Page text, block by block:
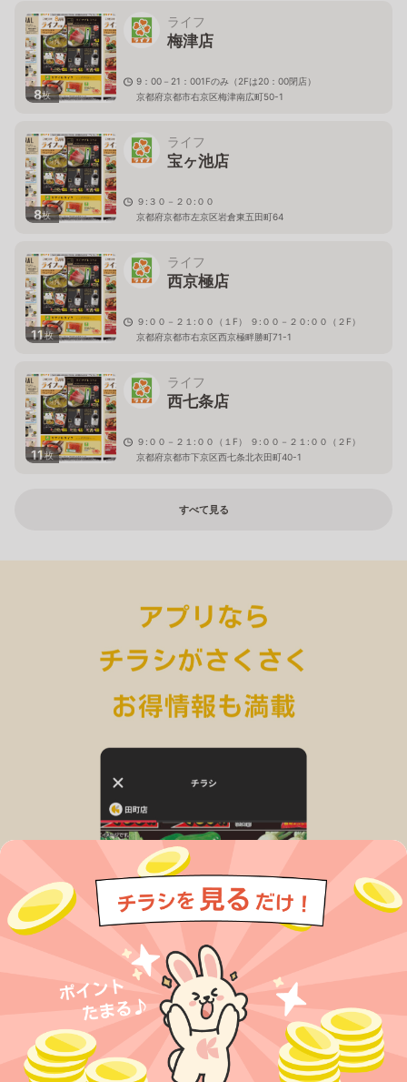
8枚
ライフ
梅津店
9：00－21：001Fのみ（2Fは20：00閉店）
京都府京都市右京区梅津南広町50-1
8枚
ライフ
宝ヶ池店
９:３０－２０:００
京都府京都市左京区岩倉東五田町64
11枚
ライフ
西京極店
９:００－２１:００（１F） ９:００－２０:００（２F）
京都府京都市右京区西京極畔勝町71-1
11枚
ライフ
西七条店
９:００－２１:００（１F） ９:００－２１:００（２F）
京都府京都市下京区西七条北衣田町40-1
すべて見る